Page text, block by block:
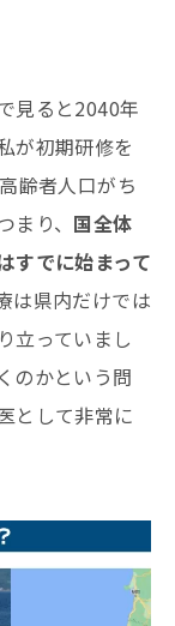
見ると2040年
が初期研修を
齢者人口がち
り、 国全体
すでに始まって
は県内だけでは
立っていまし
のかという問
として非常に